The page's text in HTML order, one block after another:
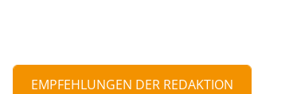
EMPFEHLUNGEN DER REDAKTION